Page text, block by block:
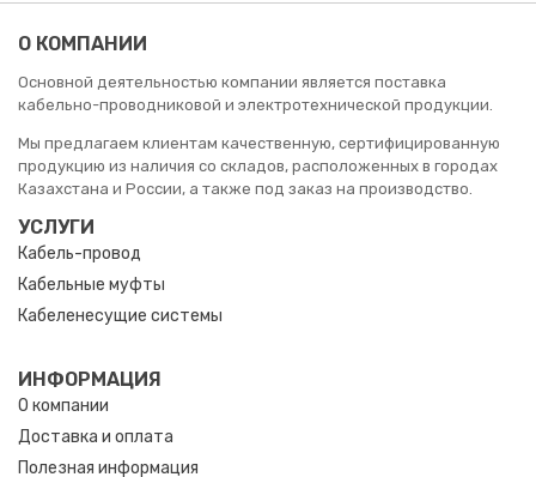
О КОМПАНИИ
Основной деятельностью компании является поставка
кабельно-проводниковой и электротехнической продукции.
Мы предлагаем клиентам качественную, сертифицированную
продукцию из наличия со складов, расположенных в городах
Казахстана и России, а также под заказ на производство.
УСЛУГИ
Кабель-провод
Кабельные муфты
Кабеленесущие системы
ИНФОРМАЦИЯ
О компании
Доставка и оплата
Полезная информация